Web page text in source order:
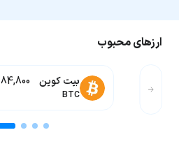
ارزهای محبوب
یو ووچر
UUSD